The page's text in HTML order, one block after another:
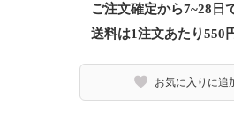
ご注文確定から7~28日
送料は1注文あたり550
お気に入りに追